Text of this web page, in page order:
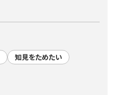
知見をためたい